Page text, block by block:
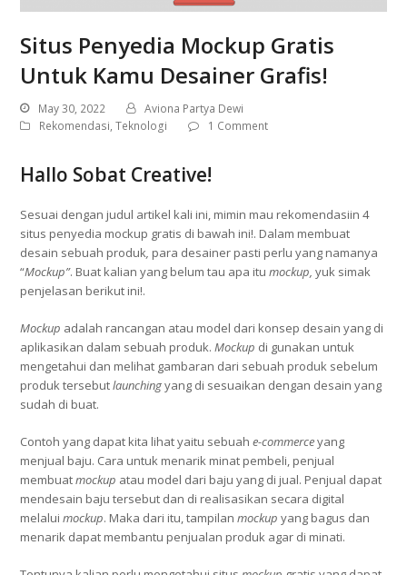
Situs Penyedia Mockup Gratis
Untuk Kamu Desainer Grafis!
May 30, 2022
Aviona Partya Dewi
Rekomendasi,Teknologi 1 Comment
Hallo Sobat Creative!
Sesuai dengan judul artikel kali ini, mimin mau rekomendasiin 4
situs penyedia mockup gratis di bawah ini!. Dalam membuat
desain sebuah produk, para desainer pasti perlu yang namanya
“Mockup”. Buat kalian yang belum tau apa itumockup, yuk simak
penjelasan berikut ini!.
Mockup adalah rancangan atau model dari konsep desain yang di
aplikasikan dalam sebuah produk.Mockup di gunakan untuk
mengetahui dan melihat gambaran dari sebuah produk sebelum
produk tersebutlaunchingyang di sesuaikan dengan desain yang
sudah di buat.
Contoh yang dapat kita lihat yaitu sebuahe-commerceyang
menjual baju. Cara untuk menarik minat pembeli, penjual
membuatmockup atau model dari baju yang di jual. Penjual dapat
mendesain baju tersebut dan di realisasikan secara digital
melaluimockup. Maka dari itu, tampilanmockup yang bagus dan
menarik dapat membantu penjualan produk agar di minati.